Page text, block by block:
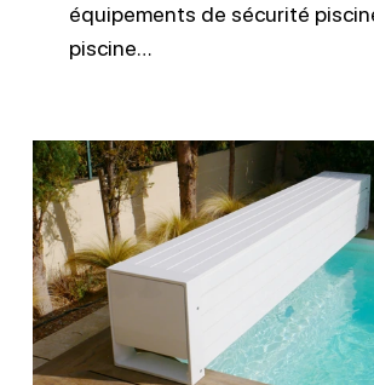
équipements de sécurité
piscine…
Checklist
sécurité
piscine
avant
l’été
: